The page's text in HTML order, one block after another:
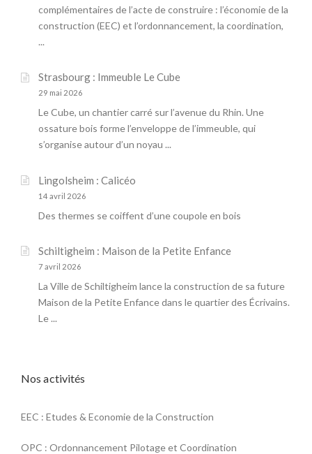
complémentaires de l’acte de construire : l’économie de la
construction (EEC) et l’ordonnancement, la coordination,
...
Strasbourg : Immeuble Le Cube
29 mai 2026
Le Cube, un chantier carré sur l’avenue du Rhin. Une
ossature bois forme l’enveloppe de l’immeuble, qui
s’organise autour d’un noyau ...
Lingolsheim : Calicéo
14 avril 2026
Des thermes se coiffent d’une coupole en bois
Schiltigheim : Maison de la Petite Enfance
7 avril 2026
La Ville de Schiltigheim lance la construction de sa future
Maison de la Petite Enfance dans le quartier des Écrivains.
Le ...
Nos activités
EEC : Etudes & Economie de la Construction
OPC : Ordonnancement Pilotage et Coordination